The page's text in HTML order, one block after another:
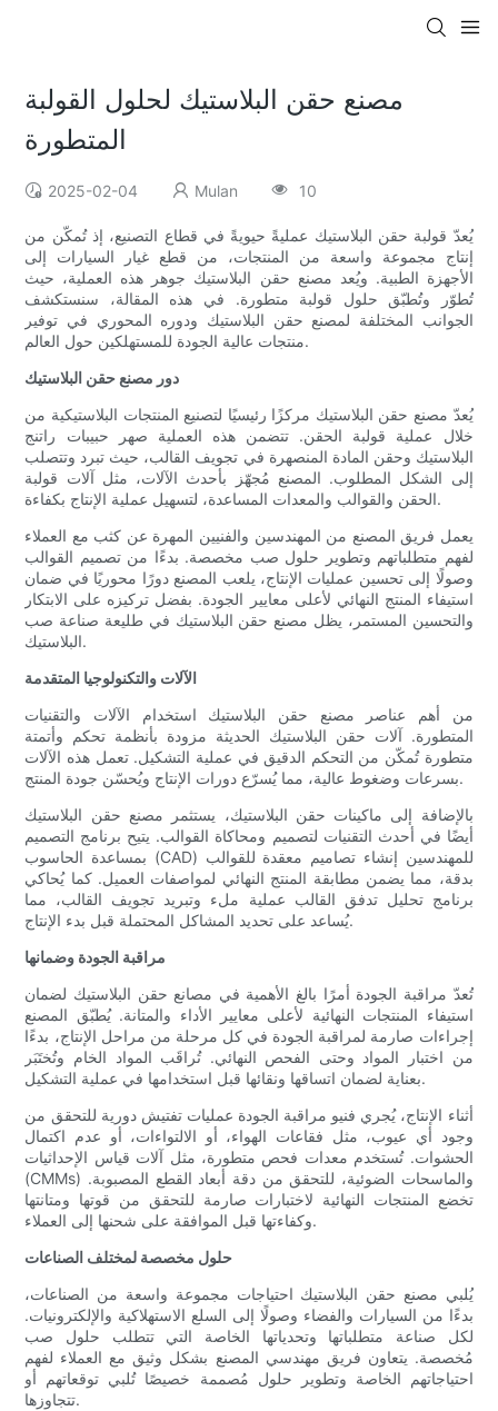
مصنع حقن البلاستيك لحلول القولبة
المتطورة
2025-02-04 Mulan 10
يُعدّ قولبة حقن البلاستيك عمليةً حيويةً في قطاع التصنيع، إذ تُمكّن من
إنتاج مجموعة واسعة من المنتجات، من قطع غيار السيارات إلى
الأجهزة الطبية. ويُعد مصنع حقن البلاستيك جوهر هذه العملية، حيث
تُطوّر وتُطبّق حلول قولبة متطورة. في هذه المقالة، سنستكشف
الجوانب المختلفة لمصنع حقن البلاستيك ودوره المحوري في توفير
منتجات عالية الجودة للمستهلكين حول العالم.
دور مصنع حقن البلاستيك
يُعدّ مصنع حقن البلاستيك مركزًا رئيسيًا لتصنيع المنتجات البلاستيكية من
خلال عملية قولبة الحقن. تتضمن هذه العملية صهر حبيبات راتنج
البلاستيك وحقن المادة المنصهرة في تجويف القالب، حيث تبرد وتتصلب
إلى الشكل المطلوب. المصنع مُجهّز بأحدث الآلات، مثل آلات قولبة
الحقن والقوالب والمعدات المساعدة، لتسهيل عملية الإنتاج بكفاءة.
يعمل فريق المصنع من المهندسين والفنيين المهرة عن كثب مع العملاء
لفهم متطلباتهم وتطوير حلول صب مخصصة. بدءًا من تصميم القوالب
وصولًا إلى تحسين عمليات الإنتاج، يلعب المصنع دورًا محوريًا في ضمان
استيفاء المنتج النهائي لأعلى معايير الجودة. بفضل تركيزه على الابتكار
والتحسين المستمر، يظل مصنع حقن البلاستيك في طليعة صناعة صب
البلاستيك.
الآلات والتكنولوجيا المتقدمة
من أهم عناصر مصنع حقن البلاستيك استخدام الآلات والتقنيات
المتطورة. آلات حقن البلاستيك الحديثة مزودة بأنظمة تحكم وأتمتة
متطورة تُمكّن من التحكم الدقيق في عملية التشكيل. تعمل هذه الآلات
بسرعات وضغوط عالية، مما يُسرّع دورات الإنتاج ويُحسّن جودة المنتج.
بالإضافة إلى ماكينات حقن البلاستيك، يستثمر مصنع حقن البلاستيك
أيضًا في أحدث التقنيات لتصميم ومحاكاة القوالب. يتيح برنامج التصميم
بمساعدة الحاسوب (CAD) للمهندسين إنشاء تصاميم معقدة للقوالب
بدقة، مما يضمن مطابقة المنتج النهائي لمواصفات العميل. كما يُحاكي
برنامج تحليل تدفق القالب عملية ملء وتبريد تجويف القالب، مما
يُساعد على تحديد المشاكل المحتملة قبل بدء الإنتاج.
مراقبة الجودة وضمانها
تُعدّ مراقبة الجودة أمرًا بالغ الأهمية في مصانع حقن البلاستيك لضمان
استيفاء المنتجات النهائية لأعلى معايير الأداء والمتانة. يُطبّق المصنع
إجراءات صارمة لمراقبة الجودة في كل مرحلة من مراحل الإنتاج، بدءًا
من اختبار المواد وحتى الفحص النهائي. تُراقَب المواد الخام وتُختَبَر
بعناية لضمان اتساقها ونقائها قبل استخدامها في عملية التشكيل.
أثناء الإنتاج، يُجري فنيو مراقبة الجودة عمليات تفتيش دورية للتحقق من
وجود أي عيوب، مثل فقاعات الهواء، أو الالتواءات، أو عدم اكتمال
الحشوات. تُستخدم معدات فحص متطورة، مثل آلات قياس الإحداثيات
(CMMs) والماسحات الضوئية، للتحقق من دقة أبعاد القطع المصبوبة.
تخضع المنتجات النهائية لاختبارات صارمة للتحقق من قوتها ومتانتها
وكفاءتها قبل الموافقة على شحنها إلى العملاء.
حلول مخصصة لمختلف الصناعات
يُلبي مصنع حقن البلاستيك احتياجات مجموعة واسعة من الصناعات،
بدءًا من السيارات والفضاء وصولًا إلى السلع الاستهلاكية والإلكترونيات.
لكل صناعة متطلباتها وتحدياتها الخاصة التي تتطلب حلول صب
مُخصصة. يتعاون فريق مهندسي المصنع بشكل وثيق مع العملاء لفهم
احتياجاتهم الخاصة وتطوير حلول مُصممة خصيصًا تُلبي توقعاتهم أو
تتجاوزها.